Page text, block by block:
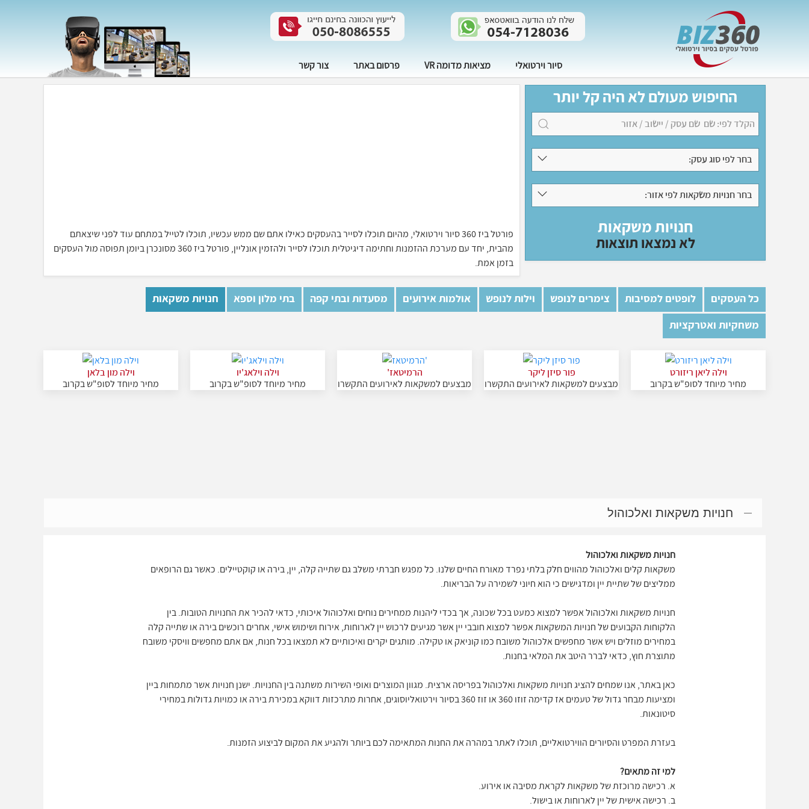
סיור וירטואלי מציאות מדומה VR פרסום באתר צור קשר
פורטל ביז 360 סיור וירטואלי, מהיום תוכלו לסייר בהעסקים כאילו אתם שם ממש עכשיו, תוכלו לטייל במתחם עוד לפני שיצאתם
מהבית, יחד עם מערכת ההזמנות וחתימה דיגיטלית תוכלו לסייר ולהזמין אונליין, פורטל ביז 360 מסונכרן ביומן תפוסה מול העסקים
בזמן אמת.
החיפוש מעולם לא היה קל יותר
בחר לפי סוג עסק:
בחר חנויות משקאות לפי אזור:
חנויות משקאות
לא נמצאו תוצאות
כל העסקים לופטים למסיבות צימרים לנופש וילות לנופש אולמות אירועים מסעדות ובתי קפה בתי מלון וספא
חנויות משקאות
משחקיות ואטרקציות
וילה מון בלאן
מחיר מיוחד לסופ"ש בקרוב
וילה וילאג'יו
מחיר מיוחד לסופ"ש בקרוב
הרמיטאז'
מבצעים למשקאות לאירועים התקשרו
פור סיזן ליקר
מבצעים למשקאות לאירועים התקשרו
וילה ליאן ריזורט
מחיר מיוחד לסופ"ש בקרוב
חנויות משקאות ואלכוהול
חנויות משקאות ואלכוהול
משקאות קלים ואלכוהול מהווים חלק בלתי נפרד מאורח החיים שלנו. כל מפגש חברתי משלב גם שתייה קלה, יין, בירה או קוקטיילים. כאשר גם הרופאים
ממליצים של שתיית יין ומדגישים כי הוא חיוני לשמירה על הבריאות.
חנויות משקאות ואלכוהול אפשר למצוא כמעט בכל שכונה, אך בכדי ליהנות ממחירים נוחים ואלכוהול איכותי, כדאי להכיר את החנויות הטובות. בין
הלקוחות הקבועים של חנויות המשקאות אפשר למצוא חובבי יין אשר מגיעים לרכוש יין לארוחות, אירוח ושימוש אישי, אחרים רוכשים בירה או שתייה קלה
במחירים מוזלים ויש אשר מחפשים אלכוהול משובח כמו קוניאק או טקילה. מותגים יקרים ואיכותיים לא תמצאו בכל חנות, אם אתם מחפשים וויסקי משובח
מתוצרת חוץ, כדאי לברר היטב את המלאי בחנות.
כאן באתר, אנו שמחים להציג חנויות משקאות ואלכוהול בפריסה ארצית. מגוון המוצרים ואופי השירות משתנה בין החנויות. ישנן חנויות אשר מתמחות ביין
ומציעות מבחר גדול של טעמים אז קדימה זוזו 360 או זוז 360 בסיור וירטואליוסוגים, אחרות מתרכזות דווקא במכירת בירה או כמויות גדולות במחירי
סיטונאות.
בעזרת המפרט והסיורים הווירטואליים, תוכלו לאתר במהרה את החנות המתאימה לכם ביותר ולהגיע את המקום לביצוע הזמנות.
למי זה מתאים?
א. רכישה מרוכזת של משקאות לקראת מסיבה או אירוע.
ב. רכישה אישית של יין לארוחות או בישול.